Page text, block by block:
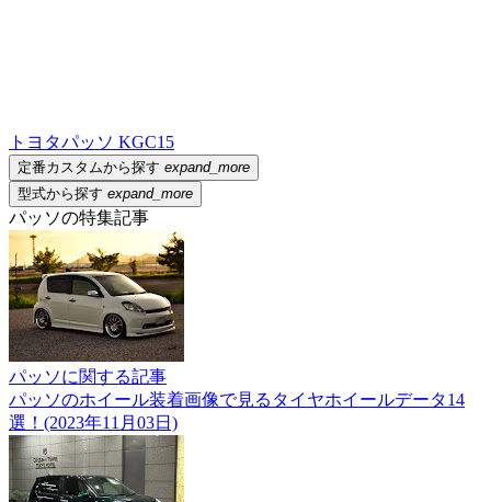
トヨタパッソ KGC15
定番カスタムから探す expand_more
型式から探す expand_more
パッソの特集記事
パッソに関する記事
パッソのホイール装着画像で見るタイヤホイールデータ14
選！(2023年11月03日)